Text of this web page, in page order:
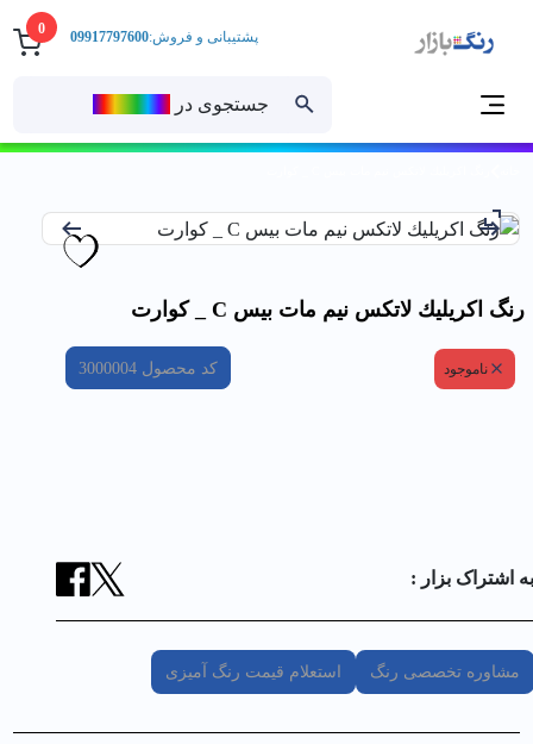
0
جستجوی در
پشتیبانی و فروش:09917797600
رنگ اكريليك لاتكس نيم مات بيس C _ كوارت
ناموجود کد محصول 3000004
به اشتراک بزار :
مشاوره تخصصی رنگ استعلام قیمت رنگ آمیزی